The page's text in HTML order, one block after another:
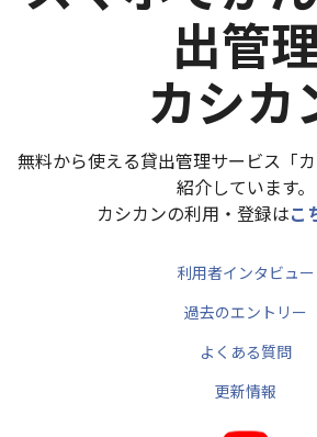
出管
カシカ
無料から使える貸出管理サービス「
紹介しています。
カシカンの利用・登録はこ
利用者インタビュー
過去のエントリー
よくある質問
更新情報